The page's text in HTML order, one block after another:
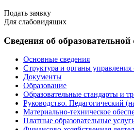
Подать заявку
Для слабовидящих
Сведения об
Основные сведения
Структура и органы управления
Документы
Образование
Образовательные стандарты и
Руководство. Педагогический
Материально-техническое
Платные образовательные